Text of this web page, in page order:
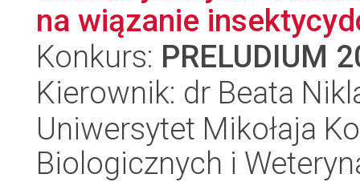
na wiązanie
Konkurs: PRELUDIUM
Kierownik: dr Beata
Uniwersytet Mikołaja
Biologicznych i